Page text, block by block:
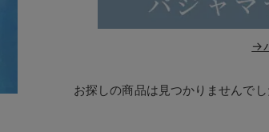
→
お探しの商品は見つかりませんでし